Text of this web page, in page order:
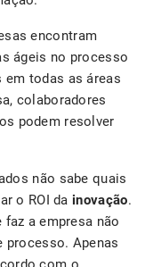
encontram
ágeis no processo
todas as áreas
colaboradores
podem resolver
não sabe quais
o ROI da inovação.
faz a empresa não
processo. Apenas